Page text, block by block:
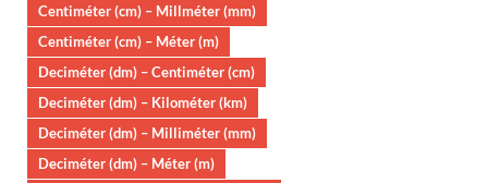
Centiméter (cm) – Millméter (mm)
Centiméter (cm) – Méter (m)
Deciméter (dm) – Centiméter (cm)
Deciméter (dm) – Kilométer (km)
Deciméter (dm) – Milliméter (mm)
Deciméter (dm) – Méter (m)